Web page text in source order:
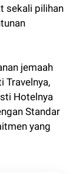
sekali pilihan
jemaah
Travelnya,
Hotelnya
Standar
yang